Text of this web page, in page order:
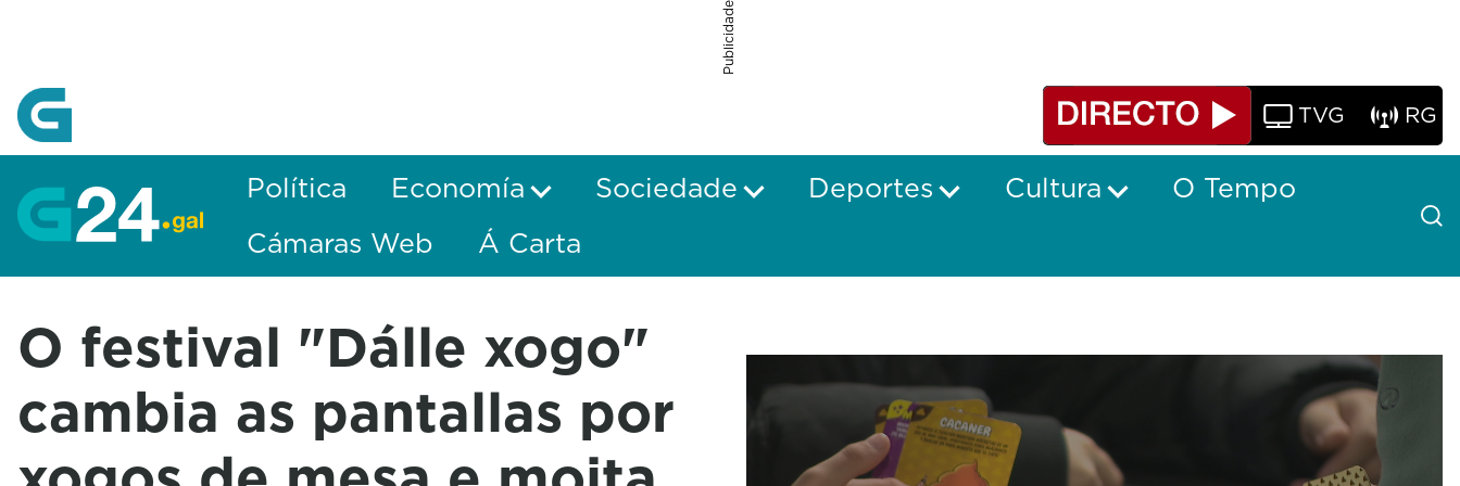
Publicidade
TVG RG
Política Economía Sociedade Deportes Cultura
O Tempo
Cámaras Web
Á Carta
O festival "Dálle xogo"
cambia as pantallas por